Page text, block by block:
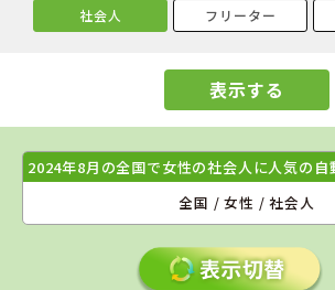
社会人 フリーター
表示する
2024年8月の全国で女性の社会人に人気の
全国 / 女性 / 社会人